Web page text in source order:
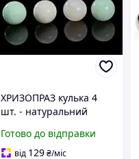
ХРИЗОПРАЗ кулька 4
шт. - натуральний
Індонезія
Готово до відправки
від 129₴/міс